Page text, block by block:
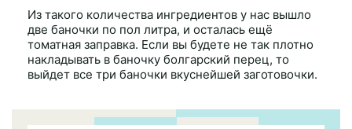
Из такого количества ингредиентов у нас вышло
две баночки по пол литра, и осталась ещё
томатная заправка. Если вы будете не так плотно
накладывать в баночку болгарский перец, то
выйдет все три баночки вкуснейшей заготовочки.